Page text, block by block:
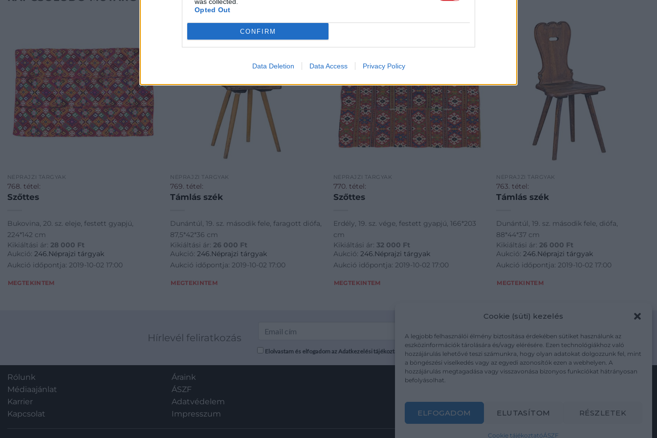
Opted Out
CONFIRM
Data Deletion Data Access Privacy Policy
Cookie (süti) kezelés
A legjobb felhasználói élmény biztosítása érdekében sütiket használunk az
eszközinformációk tárolására és/vagy elérésére. Ezen technológiákhoz való
hozzájárulás lehetővé teszi számunkra, hogy olyan adatokat dolgozzunk fel, mint
a böngészési viselkedés vagy az egyedi azonosítók ezen a webhelyen. A
hozzájárulás megtagadása vagy visszavonása bizonyos funkciókat hátrányosan
befolyásolhat.
ELFOGADOM ELUTASÍTOM RÉSZLETEK
Cookie tájékoztatóÁSZF
NÉPRAJZI TÁRGYAK
768. tétel:
Szőttes
Bukovina, 20. sz. eleje, festett gyapjú,
224*142 cm
Kikiáltási ár: 28 000 Ft
Aukció: 246.Néprajzi tárgyak
Aukció időpontja: 2019-10-02 17:00
MEGTEKINTEM
NÉPRAJZI TÁRGYAK
769. tétel:
Támlás szék
Dunántúl, 19. sz. második fele, faragott diófa,
87,5*42*36 cm
Kikiáltási ár: 26 000 Ft
Aukció:246.Néprajzi tárgyak
Aukció időpontja: 2019-10-02 17:00
MEGTEKINTEM
NÉPRAJZI TÁRGYAK
770. tétel:
Szőttes
Erdély, 19. sz. vége, festett gyapjú, 166*203
cm
Kikiáltási ár: 32 000 Ft
Aukció: 246.Néprajzi tárgyak
Aukció időpontja: 2019-10-02 17:00
MEGTEKINTEM
NÉPRAJZI TÁRGYAK
763. tétel:
Támlás szék
Dunántúl, 19. sz. második fele, diófa,
88*44*37 cm
Kikiáltási ár: 26 000 Ft
Aukció:246.Néprajzi tárgyak
Aukció időpontja: 2019-10-02 17:00
MEGTEKINTEM
Hírlevél feliratkozás
Elolvastam és elfogadom az Adatkezelési tájékoztatót: mutargy.com/adatkezelesi-tajekoztato/
Rólunk
Médiaajánlat
Karrier
Kapcsolat
Áraink
ÁSZF
Adatvédelem
Impresszum